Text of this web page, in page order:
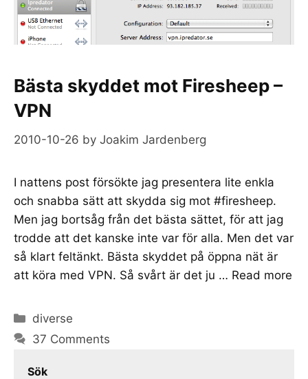
Bästa skyddet mot Firesheep –
VPN
2010-10-26 by Joakim Jardenberg
I nattens post försökte jag presentera lite enkla
och snabba sätt att skydda sig mot #firesheep.
Men jag bortsåg från det bästa sättet, för att jag
trodde att det kanske inte var för alla. Men det var
så klart feltänkt. Bästa skyddet på öppna nät är
att köra med VPN. Så svårt är det ju … Read more
Categories
diverse
37 Comments
Sök